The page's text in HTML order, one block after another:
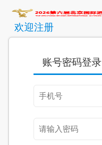
欢迎注册
账号密码登录